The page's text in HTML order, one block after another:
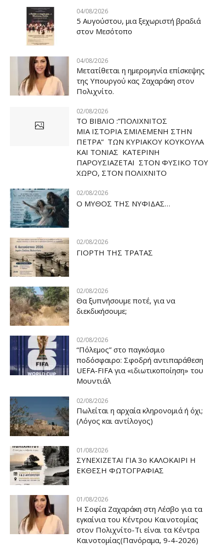
04/08/2026
5 Αυγούστου, μια ξεχωριστή βραδιά
στον Μεσότοπο
04/08/2026
Μετατίθεται η ημερομηνία επίσκεψης
της Υπουργού κας Ζαχαράκη στον
Πολιχνίτο.
02/08/2026
ΤΟ ΒΙΒΛΙΟ :”ΠΟΛΙΧΝΙΤΟΣ
ΜΙΑ ΙΣΤΟΡΙΑ ΣΜΙΛΕΜΕΝΗ ΣΤΗΝ
ΠΕΤΡΑ” ΤΩΝ ΚΥΡΙΑΚΟΥ ΚΟΥΚΟΥΛΑ
ΚΑΙ ΤΟΝΙΑΣ ΚΑΤΕΡΙΝΗ
ΠΑΡΟΥΣΙΑΖΕΤΑΙ ΣΤΟΝ ΦΥΣΙΚΟ ΤOY
ΧΩΡΟ, ΣΤΟΝ ΠΟΛΙΧΝΙΤΟ
02/08/2026
Ο ΜΥΘΟΣ ΤΗΣ ΝΥΦΙΔΑΣ…
02/08/2026
ΓΙΟΡΤΗ ΤΗΣ ΤΡΑΤΑΣ
02/08/2026
Θα ξυπνήσουμε ποτέ, για να
διεκδικήσουμε;
02/08/2026
“Πόλεμος” στο παγκόσμιο
ποδόσφαιρο: Σφοδρή αντιπαράθεση
UEFA-FIFA για «ιδιωτικοποίηση» του
Μουντιάλ
02/08/2026
Πωλείται η αρχαία κληρονομιά ή όχι;
(Λόγος και αντίλογος)
01/08/2026
ΣΥΝΕΧΙΖΕΤΑΙ ΓΙΑ 3ο ΚΑΛΟΚΑΙΡΙ Η
ΕΚΘΕΣΗ ΦΩΤΟΓΡΑΦΙΑΣ
01/08/2026
Η Σοφία Ζαχαράκη στη Λέσβο για τα
εγκαίνια του Κέντρου Καινοτομίας
στον Πολιχνίτο-Τι είναι τα Κέντρα
Καινοτομίας(Πανόραμα, 9-4-2026)